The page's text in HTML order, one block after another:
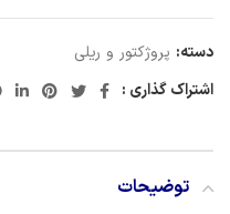
دسته: پروژکتور و ریلی
اشتراک گذاری :
توضیحات